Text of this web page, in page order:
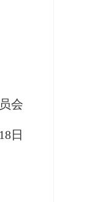
会
日